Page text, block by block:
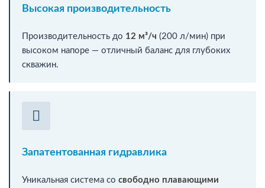
Высокая производительность
Производительность до 12 м³/ч (200 л/мин) при
высоком напоре — отличный баланс для глубоких
скважин.
Запатентованная гидравлика
Уникальная система со свободно плавающими